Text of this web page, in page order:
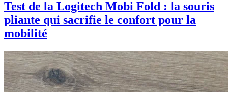
Test de la Logitech Mobi Fold : la souris
pliante qui sacrifie le confort pour la
mobilité